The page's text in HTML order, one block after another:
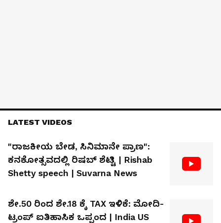
LATEST VIDEOS
"ರಾಜಕೀಯ ಬೇಡ, ಸಿನಿಮಾನೇ ಪ್ರಾಣ":
ಕನಕೋತ್ಸವದಲ್ಲಿ ರಿಷಬ್ ಶೆಟ್ಟಿ | Rishab
Shetty speech | Suvarna News
ಶೇ.50 ರಿಂದ ಶೇ.18 ಕ್ಕೆ TAX ಇಳಿಕೆ: ಮೋದಿ-
ಟ್ರಂಪ್ ಐತಿಹಾಸಿಕ ಒಪ್ಪಂದ | India US